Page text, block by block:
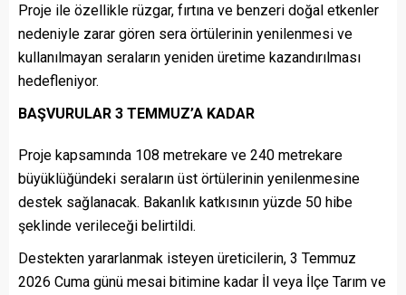
Proje ile özellikle rüzgar, fırtına ve benzeri doğal etkenler
nedeniyle zarar gören sera örtülerinin yenilenmesi ve
kullanılmayan seraların yeniden üretime kazandırılması
hedefleniyor.
BAŞVURULAR 3 TEMMUZ’A KADAR
Proje kapsamında 108 metrekare ve 240 metrekare
büyüklüğündeki seraların üst örtülerinin yenilenmesine
destek sağlanacak. Bakanlık katkısının yüzde 50 hibe
şeklinde verileceği belirtildi.
Destekten yararlanmak isteyen üreticilerin, 3 Temmuz
2026 Cuma günü mesai bitimine kadar İl veya İlçe Tarım ve